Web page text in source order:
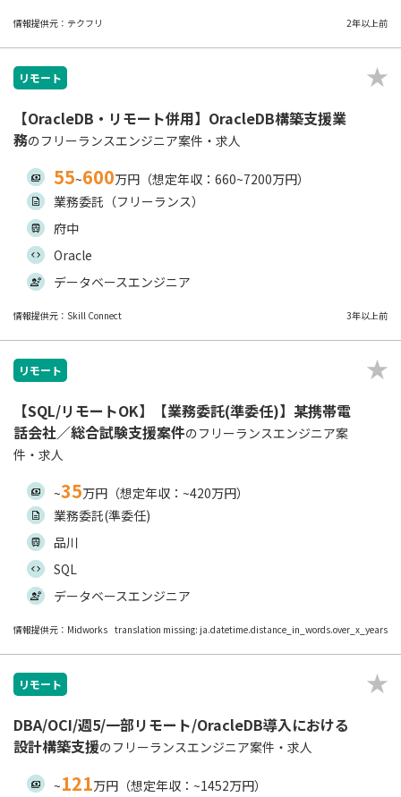
情報提供元：テクフリ 2年以上前
リモート
【OracleDB・リモート併用】OracleDB構築支援業
務のフリーランスエンジニア案件・求人
55~600万円（想定年収：660~7200万円）
業務委託（フリーランス）
府中
Oracle
データベースエンジニア
情報提供元：Skill Connect 3年以上前
リモート
【SQL/リモートOK】【業務委託(準委任)】某携帯電
話会社／総合試験支援案件のフリーランスエンジニア案
件・求人
~35万円（想定年収：~420万円）
業務委託(準委任)
品川
SQL
データベースエンジニア
情報提供元：Midworks translation missing: ja.datetime.distance_in_words.over_x_years
リモート
DBA/OCI/週5/一部リモート/OracleDB導入における
設計構築支援のフリーランスエンジニア案件・求人
~121万円（想定年収：~1452万円）